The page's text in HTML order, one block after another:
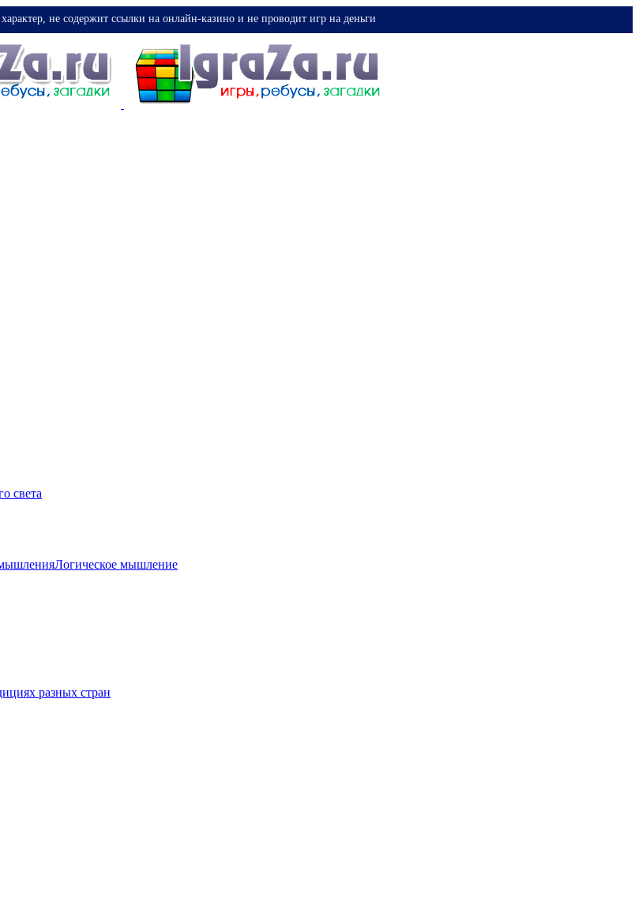
не содержит ссылки на онлайн-казино и не проводит игр на деньги
света
Логическое мышление
разных стран